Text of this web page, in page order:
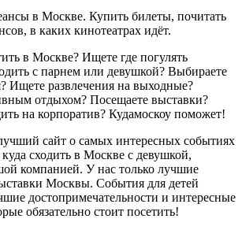
в Москве. Купить билеты, почитать
в каких кинотеатрах идёт.
в Москве? Ищете где погулять
с парнем или девушкой? Выбираете
Ищете развлечения на выходные?
отдыхом? Посещаете выставки?
на корпоратив? Кудамоскоу поможет!
сайт о самых интересных событиях
сходить в Москве с девушкой,
компанией. У нас только лучшие
Москвы. События для детей
достопримечательности и интересные
обязательно стоит посетить!